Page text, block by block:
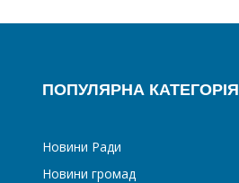
ПОПУЛЯРНА КАТЕГОРІЯ
Новини Ради
Новини громад